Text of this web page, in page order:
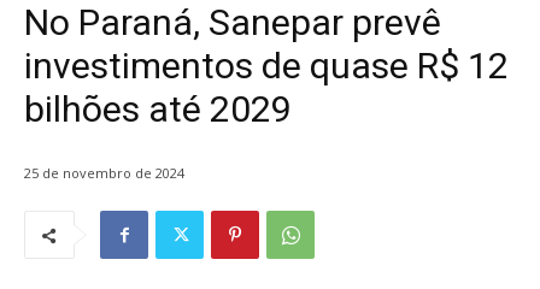
No Paraná, Sanepar prevê
investimentos de quase R$ 12
bilhões até 2029
25 de novembro de 2024